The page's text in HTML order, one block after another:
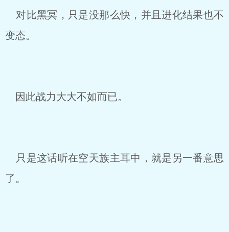
对比黑冥，只是没那么快，并且进化结果也不
变态。
因此战力大大不如而已。
只是这话听在空天族主耳中，就是另一番意思
了。